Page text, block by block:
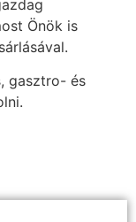
Önök is
gasztro- és